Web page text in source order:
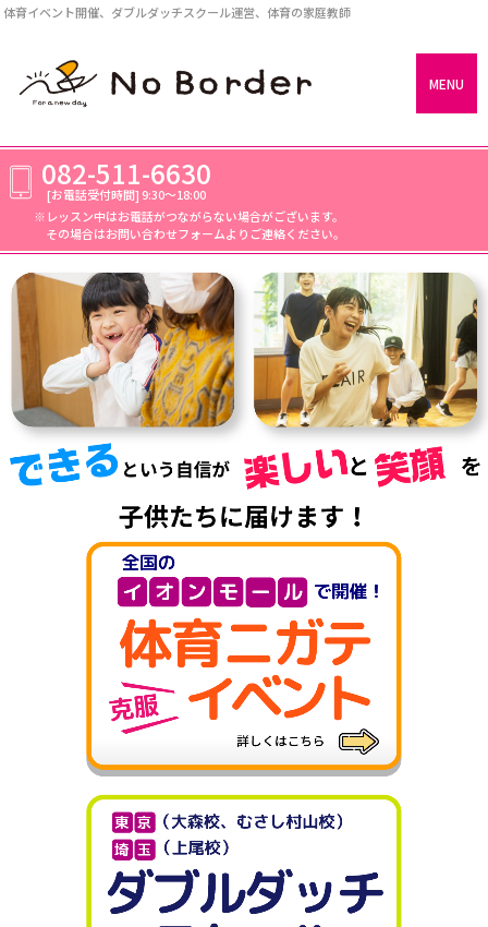
体育イベント開催、ダブルダッチスクール運営、体育の家庭教師
MENU
082-511-6630
[お電話受付時間] 9:30～18:00
レッスン中はお電話がつながらない場合がございます。
その場合はお問い合わせフォームよりご連絡ください。